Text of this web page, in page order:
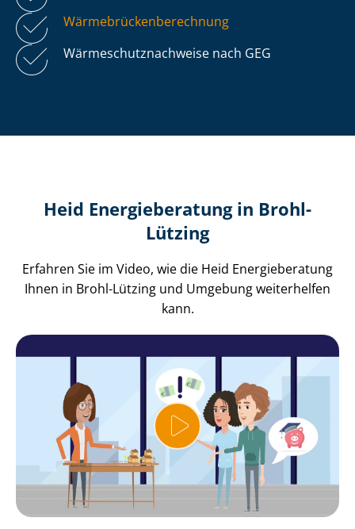
Wär­me­brü­cken­be­rech­nung
Wär­me­schutz­nach­wei­se nach GEG
Heid Energieberatung in Brohl-
Lützing
Erfahren Sie im Video, wie die Heid Energieberatung
Ihnen in Brohl-Lützing und Umgebung weiterhelfen
kann.